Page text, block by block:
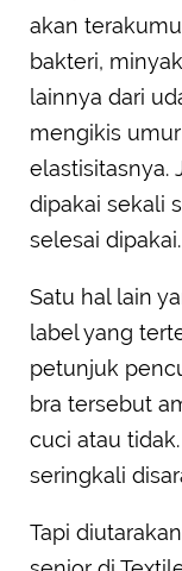
akan
bakteri,
lainnya dari
mengikis
elastisitasnya.
dipakai sekali
selesai dipakai.
Satu hal lain
label yang
petunjuk
bra tersebut
cuci atau
seringkali
Tapi